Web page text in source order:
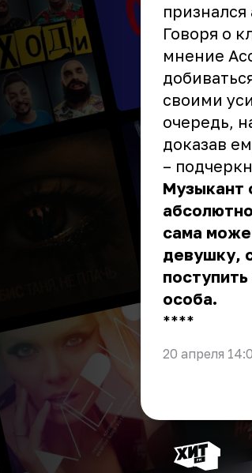
признался
Говоря о
мнение
своими
очередь,
доказав
–
Музыкант
сама
девушку,
особа.
** **
20 апреля